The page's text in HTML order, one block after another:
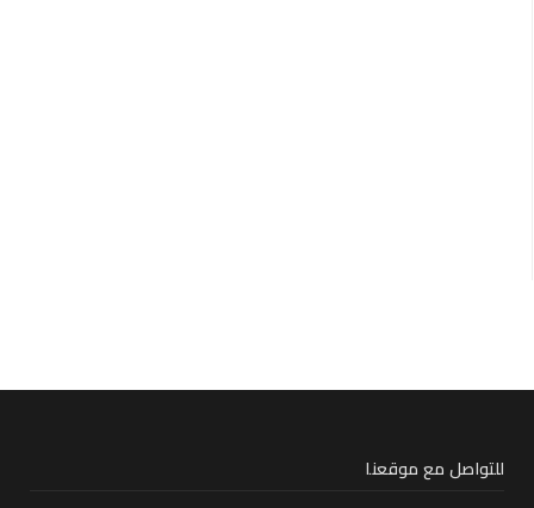
للتواصل مع موقعنا